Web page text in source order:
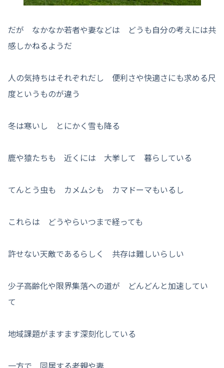
だが なかなか若者や妻などは どうも自分の考えには共
感しかねるようだ
人の気持ちはそれぞれだし 便利さや快適さにも求める尺
度というものが違う
冬は寒いし とにかく雪も降る
鹿や猿たちも 近くには 大挙して 暮らしている
てんとう虫も カメムシも カマドーマもいるし
これらは どうやらいつまで経っても
許せない天敵であるらしく 共存は難しいらしい
少子高齢化や限界集落への道が どんどんと加速してい
て
地域課題がますます深刻化している
一方で 同居する老親や妻